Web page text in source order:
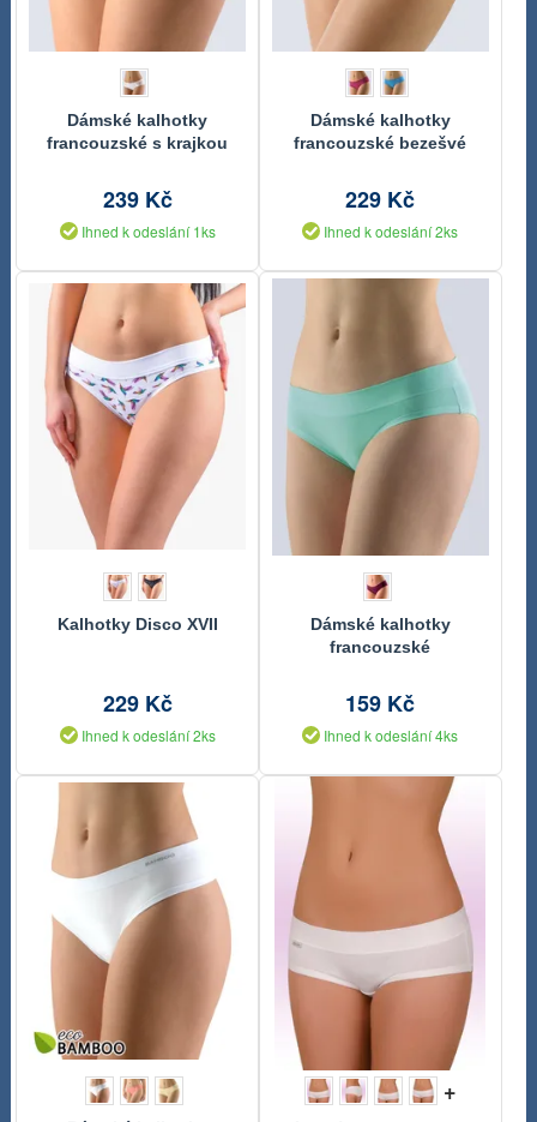
Dámské kalhotky
francouzské s krajkou
239 Kč
Ihned k odeslání 1ks
Dámské kalhotky
francouzské bezešvé
229 Kč
Ihned k odeslání 2ks
Kalhotky Disco XVII
229 Kč
Ihned k odeslání 2ks
Dámské kalhotky
francouzské
159 Kč
Ihned k odeslání 4ks
+